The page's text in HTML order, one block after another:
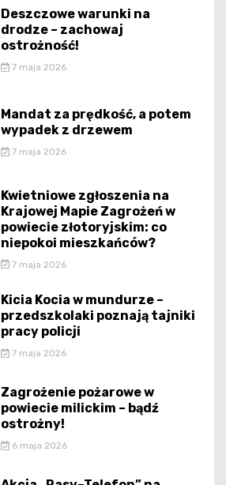
Deszczowe warunki na
drodze – zachowaj
ostrożność!
7 maja 2026
Mandat za prędkość, a potem
wypadek z drzewem
7 maja 2026
Kwietniowe zgłoszenia na
Krajowej Mapie Zagrożeń w
powiecie złotoryjskim: co
niepokoi mieszkańców?
7 maja 2026
Kicia Kocia w mundurze –
przedszkolaki poznają tajniki
pracy policji
7 maja 2026
Zagrożenie pożarowe w
powiecie milickim – bądź
ostrożny!
6 maja 2026